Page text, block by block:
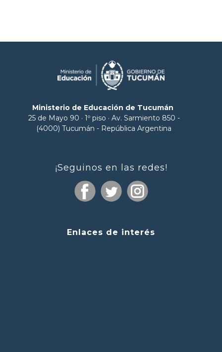
Ministerio de Educación de Tucumán
25 de Mayo 90 · 1º piso · Av. Sarmiento 850 -
(4000) Tucumán - República Argentina
¡Seguinos en las redes!
Enlaces de interés